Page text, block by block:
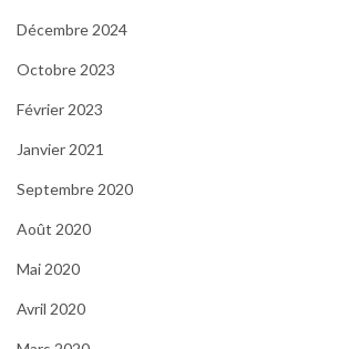
Décembre 2024
Octobre 2023
Février 2023
Janvier 2021
Septembre 2020
Août 2020
Mai 2020
Avril 2020